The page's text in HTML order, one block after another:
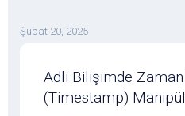
Şubat 20, 2025
Adli Bilişimde Zaman
(Timestamp)